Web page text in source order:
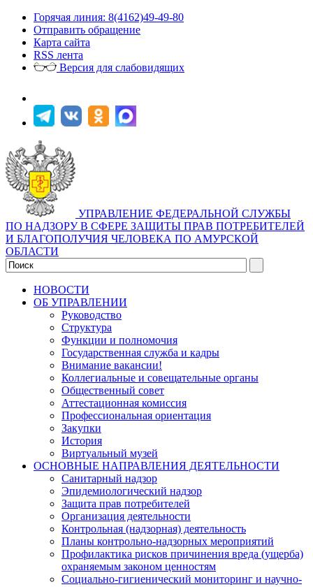
Горячая линия: 8(4162)49-49-80
Отправить обращение
Карта сайта
RSS лента
Версия для слабовидящих
УПРАВЛЕНИЕ ФЕДЕРАЛЬНОЙ СЛУЖБЫ
ПО НАДЗОРУ В СФЕРЕ ЗАЩИТЫ ПРАВ ПОТРЕБИТЕЛЕЙ
И БЛАГОПОЛУЧИЯ ЧЕЛОВЕКА ПО АМУРСКОЙ
ОБЛАСТИ
НОВОСТИ
ОБ УПРАВЛЕНИИ
Руководство
Структура
Функции и полномочия
Государственная служба и кадры
Внимание вакансии!
Коллегиальные и совещательные органы
Общественный совет
Аттестационная комиссия
Профессиональная ориентация
Закупки
История
Виртуальный музей
ОСНОВНЫЕ НАПРАВЛЕНИЯ ДЕЯТЕЛЬНОСТИ
Санитарный надзор
Эпидемиологический надзор
Защита прав потребителей
Организация деятельности
Контрольная (надзорная) деятельность
Планы контрольно-надзорных мероприятий
Профилактика рисков причинения вреда (ущерба)
охраняемым законом ценностям
Социально-гигиенический мониторинг и научно-